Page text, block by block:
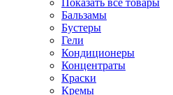
Показать все товары
Бальзамы
Бустеры
Гели
Кондиционеры
Концентраты
Краски
Кремы